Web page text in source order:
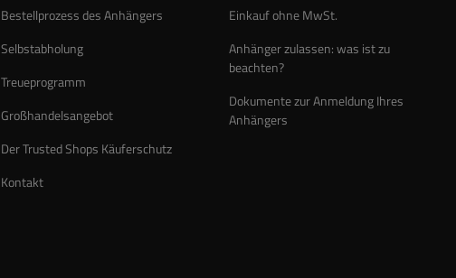
Bestellprozess des Anhängers
Selbstabholung
Treueprogramm
Großhandelsangebot
Der Trusted Shops Käuferschutz
Kontakt
Einkauf ohne MwSt.
Anhänger zulassen: was ist zu
beachten?
Dokumente zur Anmeldung Ihres
Anhängers